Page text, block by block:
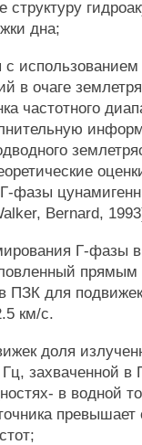
дна;
в очаге
частотного
фазы
Bernard,
Г-фазы
ПЗК для
км/с.
доля
захваченной в
в водной